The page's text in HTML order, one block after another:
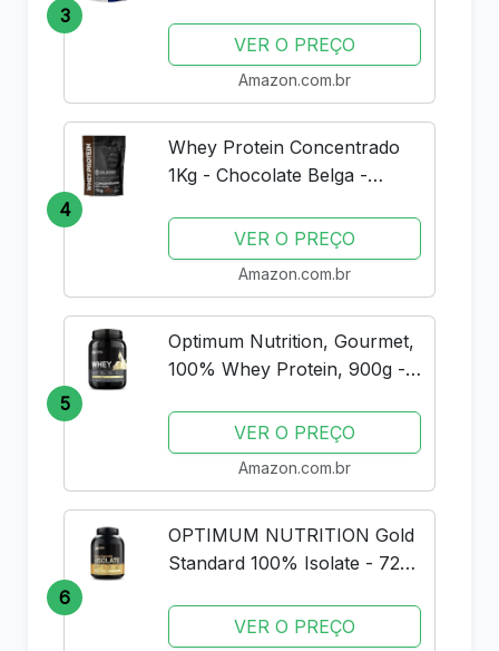
3
VER O PREÇO
Amazon.com.br
4
Whey Protein Concentrado
1Kg - Chocolate Belga -
VER O PREÇO
Amazon.com.br
5
Optimum Nutrition, Gourmet,
100% Whey Protein, 900g -
VER O PREÇO
Amazon.com.br
6
OPTIMUM NUTRITION Gold
Standard 100% Isolate - 720g
VER O PREÇO